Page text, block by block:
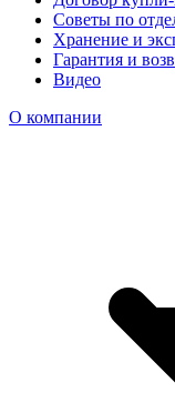
Советы по
Хранение и
Гарантия и
Видео
О компании